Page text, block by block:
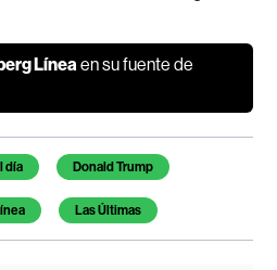
Línea en su fuente de
día Donald Trump
Las Últimas